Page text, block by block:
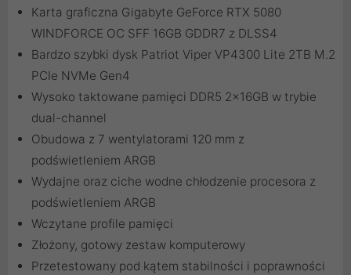
Karta graficzna Gigabyte GeForce RTX 5080
WINDFORCE OC SFF 16GB GDDR7 z DLSS4
Bardzo szybki dysk Patriot Viper VP4300 Lite 2TB M.2
PCIe NVMe Gen4
Wysoko taktowane pamięci DDR5 2x16GB w trybie
dual-channel
Obudowa z 7 wentylatorami 120 mm z
podświetleniem ARGB
Wydajne oraz ciche wodne chłodzenie procesora z
podświetleniem ARGB
Wczytane profile pamięci
Złożony, gotowy zestaw komputerowy
Przetestowany pod kątem stabilności i poprawności